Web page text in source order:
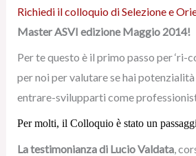
Richiedi il colloquio di Selezione e
Master ASVI edizione Maggio 2014!
Per te questo è il primo passo per ‘ri-
per noi per valutare se hai
entrare-svilupparti come
Per molti, il Colloquio è stato un
La testimonianza di Lucio Valdata,